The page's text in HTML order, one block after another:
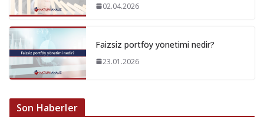
02.04.2026
Faizsiz portföy yönetimi nedir?
23.01.2026
Son Haberler